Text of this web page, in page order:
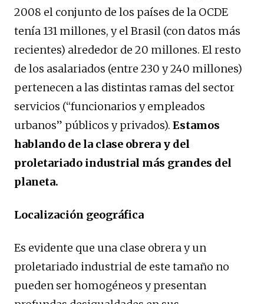
2008 el conjunto de los países de la OCDE
tenía 131 millones, y el Brasil (con datos más
recientes) alrededor de 20 millones. El resto
de los asalariados (entre 230 y 240 millones)
pertenecen a las distintas ramas del sector
servicios (“funcionarios y empleados
urbanos” públicos y privados). Estamos
hablando de la clase obrera y del
proletariado industrial más grandes del
planeta.
Localización geográfica
Es evidente que una clase obrera y un
proletariado industrial de este tamaño no
pueden ser homogéneos y presentan